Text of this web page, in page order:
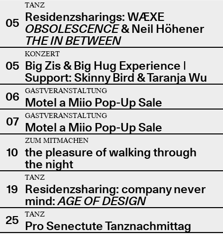
05
TANZ
Residenzsharings: WÆXE
OBSOLESCENCE& Neil Höhener
THE IN BETWEEN
05
KONZERT
Big Zis & Big Hug Experience |
Support: Skinny Bird & Taranja Wu
06
GASTVERANSTALTUNG
Motel a Miio Pop-Up Sale
07
GASTVERANSTALTUNG
Motel a Miio Pop-Up Sale
10
ZUM MITMACHEN
the pleasure of walking through
the night
19
TANZ
Residenzsharing: company never
mind:AGE OF DESIGN
25
TANZ
Pro Senectute Tanznachmittag